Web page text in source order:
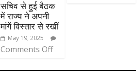
सचिव से हुई बैठक
में राज्य ने अपनी
मांगें विस्तार से रखीं
May 19, 2025
Comments Off